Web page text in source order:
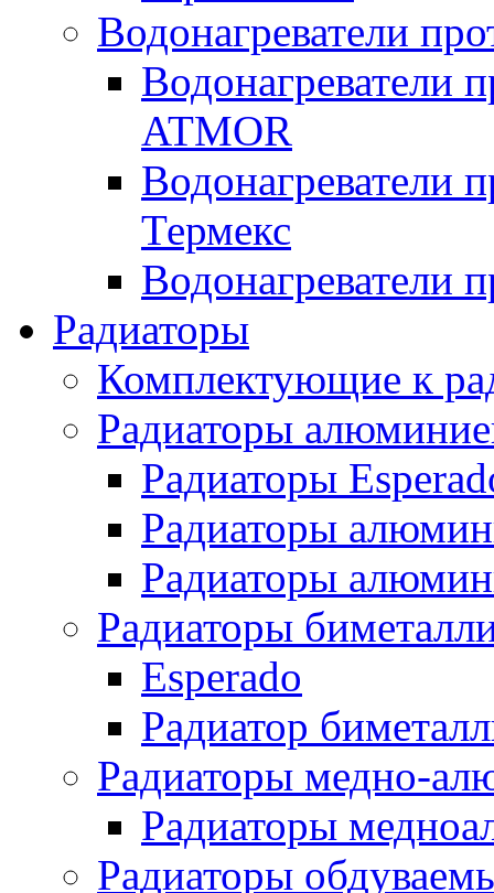
Водонагреватели
Водонагреватели
ATMOR
Водонагреватели
Термекс
Водонагреватели
Радиаторы
Комплектующие к
Радиаторы
Радиаторы
Радиаторы
Радиаторы
Радиаторы
Esperado
Радиатор
Радиаторы медно-
Радиаторы
Радиаторы